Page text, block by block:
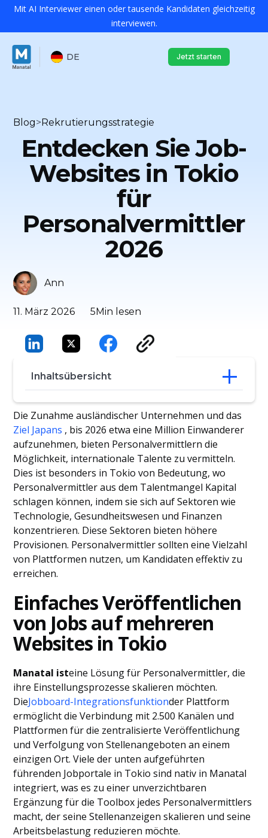
Mit AI Interviewer einen oder tausende Kandidaten gleichzeitig
interviewen.
DE Jetzt starten
Blog>Rekrutierungsstrategie
Entdecken Sie Job-
Websites in Tokio
für
Personalvermittler
2026
11. März 2026 5Min lesen
Ann
Inhaltsübersicht
Einfaches Veröffentlichen von Jobs auf
mehreren Websites in Tokio
Top 10 Jobangebote in Tokio
Schlussfolgerung
Die Zunahme ausländischer Unternehmen und das
Ziel Japans , bis 2026 etwa eine Million Einwanderer
aufzunehmen, bieten Personalvermittlern die
Möglichkeit, internationale Talente zu vermitteln.
Dies ist besonders in Tokio von Bedeutung, wo
Personalvermittler aus dem Talentmangel Kapital
schlagen können, indem sie sich auf Sektoren wie
Technologie, Gesundheitswesen und Finanzen
konzentrieren. Diese Sektoren bieten höhere
Provisionen. Personalvermittler sollten eine Vielzahl
von Plattformen nutzen, um Kandidaten effektiv zu
erreichen.
Einfaches Veröffentlichen
von Jobs auf mehreren
Websites in Tokio
Manatal isteine Lösung für Personalvermittler, die
ihre Einstellungsprozesse skalieren möchten.
DieJobboard-Integrationsfunktionder Plattform
ermöglicht die Verbindung mit 2.500 Kanälen und
Plattformen für die zentralisierte Veröffentlichung
und Verfolgung von Stellenangeboten an einem
einzigen Ort. Viele der unten aufgeführten
führenden Jobportale in Tokio sind nativ in Manatal
integriert, was es zu einer unverzichtbaren
Ergänzung für die Toolbox jedes Personalvermittlers
macht, der seine Stellenanzeigen skalieren und seine
Arbeitsbelastung reduzieren möchte.